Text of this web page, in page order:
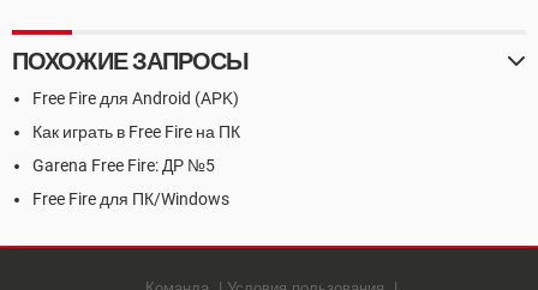
ПОХОЖИЕ ЗАПРОСЫ
Free Fire для Android (APK)
Как играть в Free Fire на ПК
Garena Free Fire: ДР №5
Free Fire для ПК/Windows